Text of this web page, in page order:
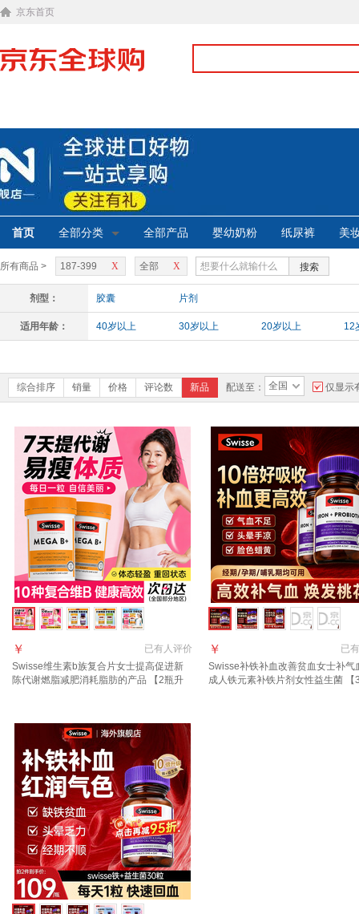
京东首页
首页 全部分类 全部产品 婴幼奶粉 纸尿裤 美
所有商品 > X
187-399 X
全部 搜索
剂型： 胶囊 片剂
适用年龄： 40岁以上 30岁以上 20岁以上 12
综合排序 销量 价格 评论数 新品 配送至： 全国 仅显示
已有人评价
￥
Swisse维生素b族复合片女士提高促进新
陈代谢燃脂减肥消耗脂肪的产品 【2瓶升
已有
￥
Swisse补铁补血改善贫血女士补气
成人铁元素补铁片剂女性益生菌 【